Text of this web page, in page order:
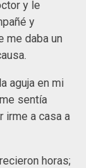
y le
y
me daba un
aguja en mi
sentía
irme a casa a
horas;